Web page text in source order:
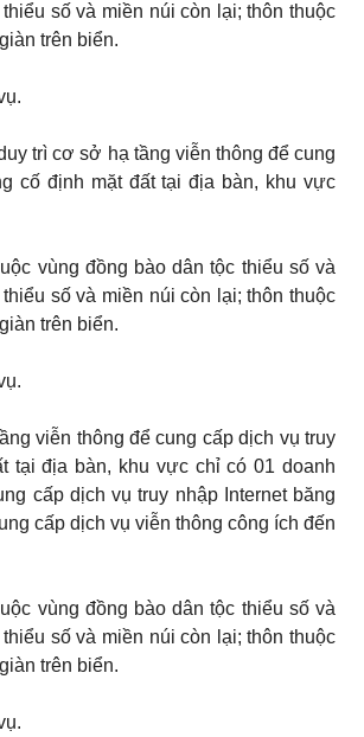
số và miền núi còn lại; thôn thuộc
trên biển.
trì cơ sở hạ tầng viễn thông để cung
cố định mặt đất tại địa bàn, khu vực
vùng đồng bào dân tộc thiểu số và
số và miền núi còn lại; thôn thuộc
trên biển.
viễn thông để cung cấp dịch vụ truy
tại địa bàn, khu vực chỉ có 01 doanh
cấp dịch vụ truy nhập Internet băng
cấp dịch vụ viễn thông công ích đến
vùng đồng bào dân tộc thiểu số và
số và miền núi còn lại; thôn thuộc
trên biển.